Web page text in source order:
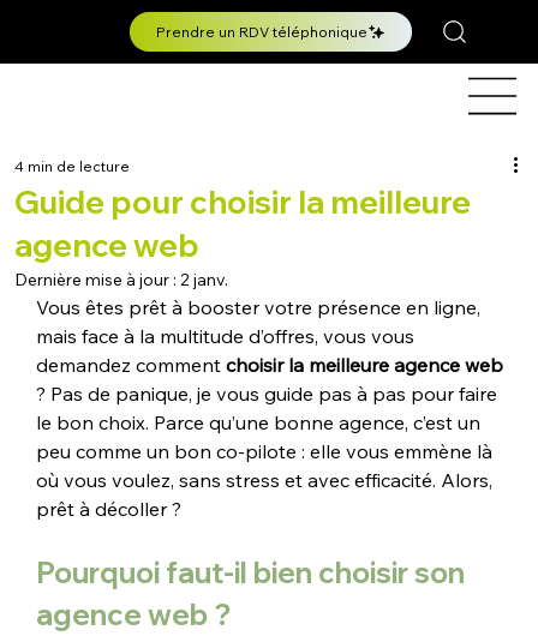
Prendre un RDV téléphonique
Guide pour choisir la meilleure
agence web
4 min de lecture
Dernière mise à jour : 2 janv.
Vous êtes prêt à booster votre présence en ligne,
mais face à la multitude d’offres, vous vous
demandez comment choisir la meilleure agence web
? Pas de panique, je vous guide pas à pas pour faire
le bon choix. Parce qu’une bonne agence, c’est un
peu comme un bon co-pilote : elle vous emmène là
où vous voulez, sans stress et avec efficacité. Alors,
prêt à décoller ?
Pourquoi faut-il bien choisir son
agence web ?